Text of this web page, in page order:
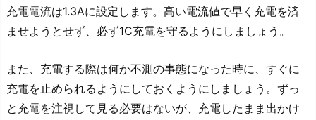
充電電流は1.3Aに設定します。高い電流値で早く充電を済
ませようとせず、必ず1C充電を守るようにしましょう。
また、充電する際は何か不測の事態になった時に、すぐに
充電を止められるようにしておくようにしましょう。ずっ
と充電を注視して見る必要はないが、充電したまま出かけ